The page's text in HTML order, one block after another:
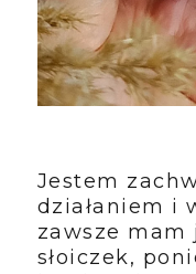
Jestem
działaniem i
zawsze mam
słoiczek,